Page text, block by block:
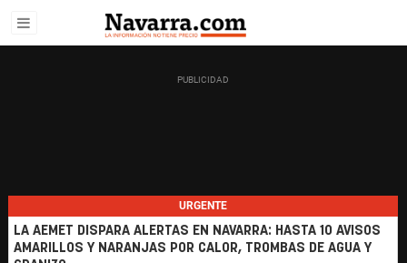
URGENTE
LA AEMET DISPARA ALERTAS EN NAVARRA: HASTA 10 AVISOS
AMARILLOS Y NARANJAS POR CALOR, TROMBAS DE AGUA Y